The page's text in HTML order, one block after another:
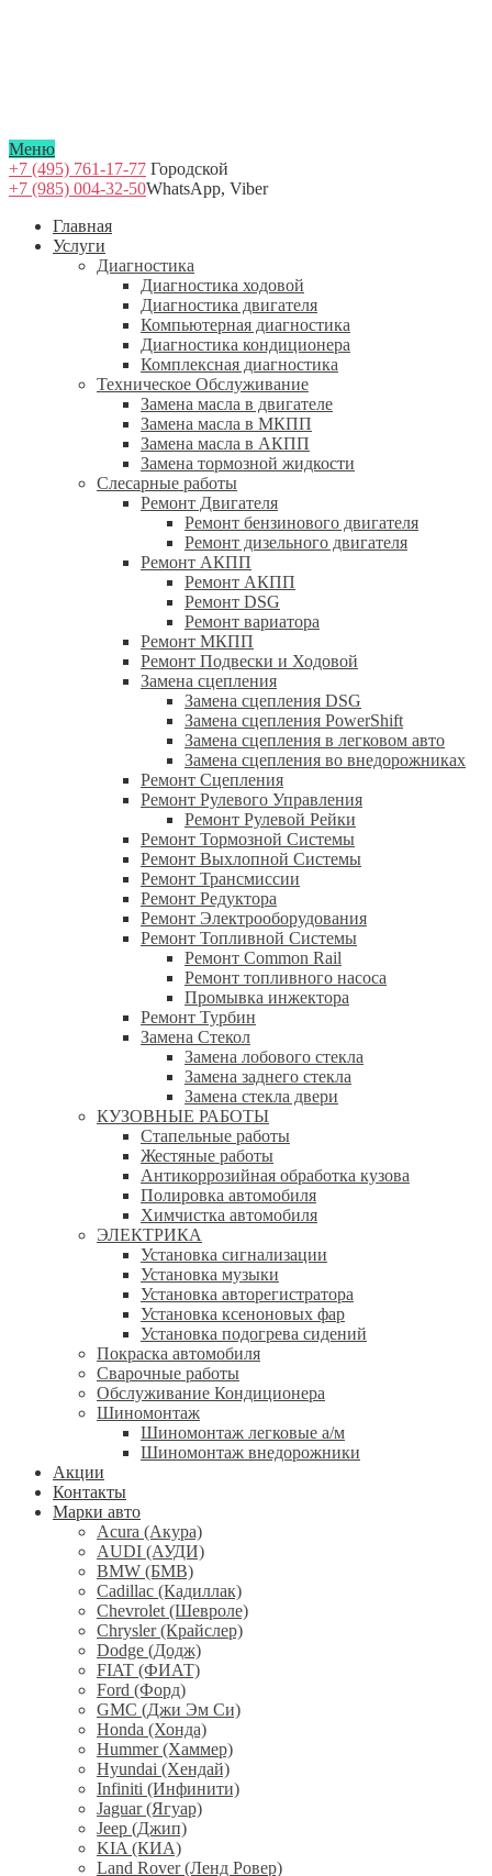
Меню
+7 (495) 761-17-77 Городской
+7 (985) 004-32-50WhatsApp, Viber
Главная
Услуги
Диагностика
Диагностика ходовой
Диагностика двигателя
Компьютерная диагностика
Диагностика кондиционера
Комплексная диагностика
Техническое Обслуживание
Замена масла в двигателе
Замена масла в МКПП
Замена масла в АКПП
Замена тормозной жидкости
Слесарные работы
Ремонт Двигателя
Ремонт бензинового двигателя
Ремонт дизельного двигателя
Ремонт АКПП
Ремонт АКПП
Ремонт DSG
Ремонт вариатора
Ремонт МКПП
Ремонт Подвески и Ходовой
Замена сцепления
Замена сцепления DSG
Замена сцепления PowerShift
Замена сцепления в легковом авто
Замена сцепления во внедорожниках
Ремонт Сцепления
Ремонт Рулевого Управления
Ремонт Рулевой Рейки
Ремонт Тормозной Системы
Ремонт Выхлопной Системы
Ремонт Трансмиссии
Ремонт Редуктора
Ремонт Электрооборудования
Ремонт Топливной Системы
Ремонт Common Rail
Ремонт топливного насоса
Промывка инжектора
Ремонт Турбин
Замена Стекол
Замена лобового стекла
Замена заднего стекла
Замена стекла двери
КУЗОВНЫЕ РАБОТЫ
Стапельные работы
Жестяные работы
Антикоррозийная обработка кузова
Полировка автомобиля
Химчистка автомобиля
ЭЛЕКТРИКА
Установка сигнализации
Установка музыки
Установка авторегистратора
Установка ксеноновых фар
Установка подогрева сидений
Покраска автомобиля
Сварочные работы
Обслуживание Кондиционера
Шиномонтаж
Шиномонтаж легковые а/м
Шиномонтаж внедорожники
Акции
Контакты
Марки авто
Acura (Акура)
AUDI (АУДИ)
BMW (БМВ)
Cadillac (Кадиллак)
Chevrolet (Шевроле)
Chrysler (Крайслер)
Dodge (Додж)
FIAT (ФИАТ)
Ford (Форд)
GMC (Джи Эм Си)
Honda (Хонда)
Hummer (Хаммер)
Hyundai (Хендай)
Infiniti (Инфинити)
Jaguar (Ягуар)
Jeep (Джип)
KIA (КИА)
Land Rover (Ленд Ровер)